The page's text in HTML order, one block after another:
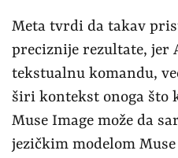
Meta tvrdi da takav
preciznije rezultate, jer
tekstualnu komandu,
širi kontekst onoga što
Muse Image može da
jezičkim modelom